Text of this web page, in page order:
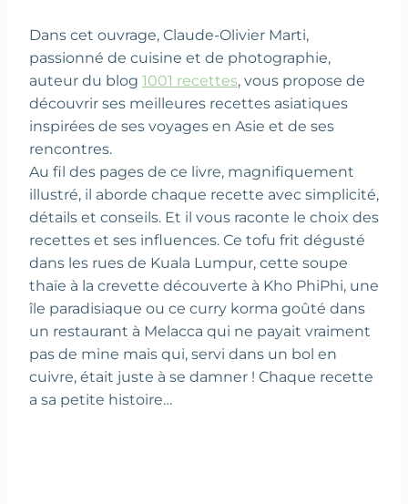
Dans cet ouvrage, Claude-Olivier Marti,
passionné de cuisine et de photographie,
auteur du blog 1001 recettes, vous propose de
découvrir ses meilleures recettes asiatiques
inspirées de ses voyages en Asie et de ses
rencontres.
Au fil des pages de ce livre, magnifiquement
illustré, il aborde chaque recette avec simplicité,
détails et conseils. Et il vous raconte le choix des
recettes et ses influences. Ce tofu frit dégusté
dans les rues de Kuala Lumpur, cette soupe
thaïe à la crevette découverte à Kho PhiPhi, une
île paradisiaque ou ce curry korma goûté dans
un restaurant à Melacca qui ne payait vraiment
pas de mine mais qui, servi dans un bol en
cuivre, était juste à se damner ! Chaque recette
a sa petite histoire…